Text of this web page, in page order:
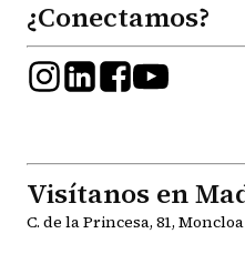
¿Conectamos?
Visítanos en
C. de la Princesa, 81,